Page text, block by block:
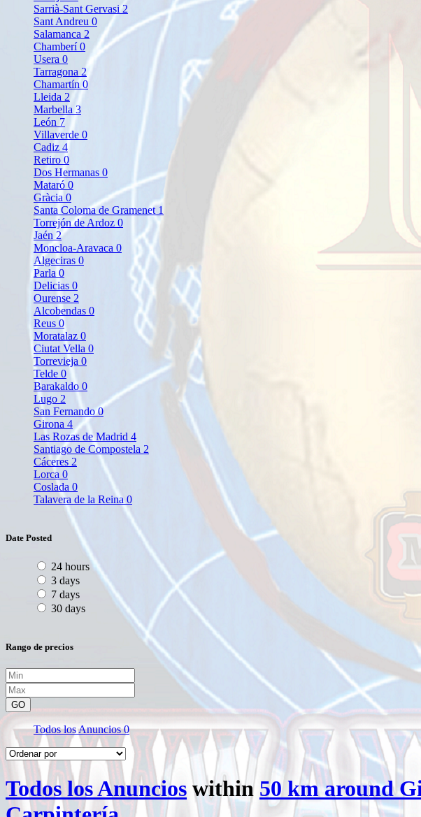
Sarrià-Sant Gervasi2
Sant Andreu 0
Salamanca 2
Chamberí0
Usera 0
Tarragona 2
Chamartín 0
Lleida 2
Marbella3
León 7
Villaverde 0
Cadiz 4
Retiro 0
Dos Hermanas 0
Mataró 0
Gràcia 0
Santa Coloma de Gramenet 1
Torrejón de Ardoz 0
Jaén 2
Moncloa-Aravaca 0
Algeciras 0
Parla 0
Delicias 0
Ourense 2
Alcobendas 0
Reus 0
Moratalaz 0
Ciutat Vella 0
Torrevieja 0
Telde 0
Barakaldo 0
Lugo 2
San Fernando0
Girona 4
Las Rozas de Madrid 4
Santiago de Compostela 2
Cáceres 2
Lorca 0
Coslada 0
Talavera de la Reina 0
Date Posted
24 hours
3 days
7 days
30 days
Rango de precios
GO
Todos los Anuncios0
Todos los Anuncios within50 km around